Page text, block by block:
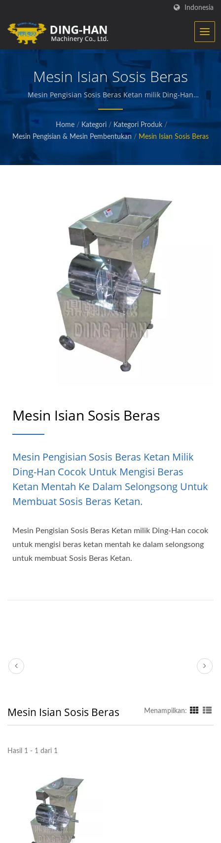
Indonesia
Mesin Isian Sosis Beras
Mesin Pengisian Sosis Beras Ketan milik Ding-Han
cocok untuk mengisi beras ketan mentah ke dalam
selongsong untuk membuat Sosis Beras Ketan. / Ding-
Han mengkhususkan diri dalam pembuatan peralatan
pengolahan makanan. Kami merancang,
mengembangkan, dan membangun mesin yang
menciptakan dan mengemas daging olahan, sayuran
lainnya.
Home / Kategori / Kategori Produk /
Mesin Pengisian & Mesin Pembentukan / Mesin Isian Sosis Beras
Mesin Isian Sosis Beras
Mesin Pengisian Sosis Beras Ketan Milik
Ding-Han Cocok Untuk Mengisi Beras
Ketan Mentah Ke Dalam Selongsong Untuk
Membuat Sosis Beras Ketan.
Mesin Pengisian Sosis Beras Ketan milik Ding-Han cocok
untuk mengisi beras ketan mentah ke dalam selongsong
untuk membuat Sosis Beras Ketan.
Mesin Isian Sosis Beras Menampilkan:
Hasil 1 - 1 dari 1